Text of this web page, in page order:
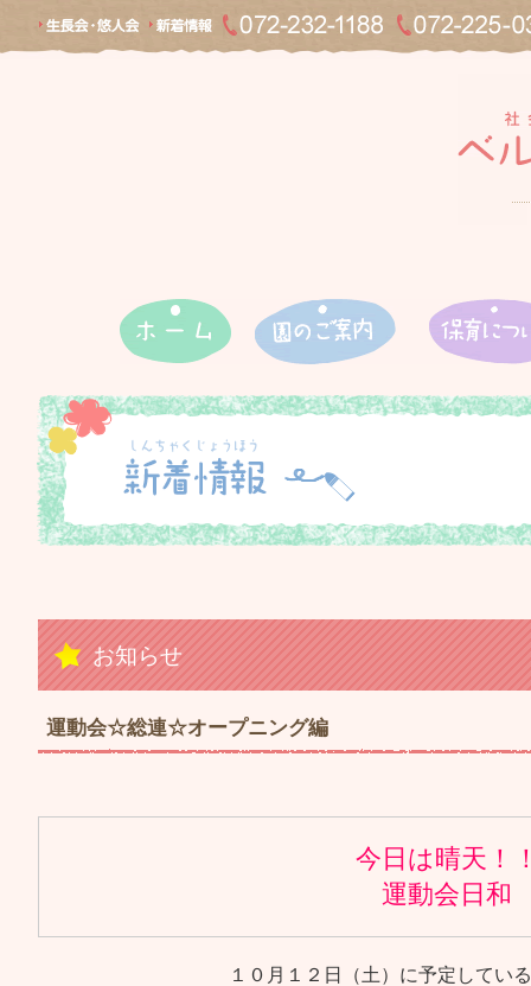
お知らせ
運動会☆総連☆オープニング編
今日は晴天！
運動会日和
１０月１２日（土）に予定してい